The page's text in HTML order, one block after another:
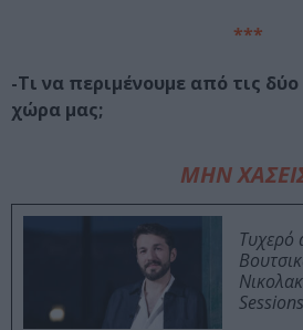
***
-Τι να περιμένουμε από τις
χώρα μας;
ΜΗΝ
Τυχερό
Sessions